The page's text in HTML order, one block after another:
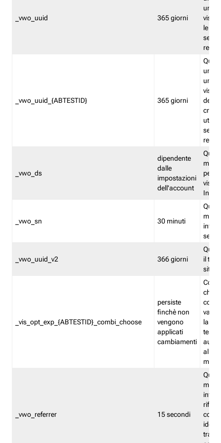
_vwo_uuid 365 giorni
le
_vwo_uuid_{ABTESTID} 365 giorni
un
del
_vwo_ds
dipendente
dalle
impostazioni
dell'account
_vwo_sn 30 minuti
_vwo_uuid_v2 366 giorni
il
sito
_vis_opt_exp_{ABTESTID}_combi_choose
persiste
finchè non
vengono
applicati
cambiamenti
che
la
test.
_vwo_referrer 15 secondi